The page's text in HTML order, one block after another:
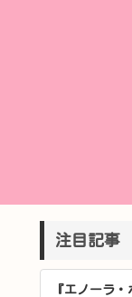
注目記事
『エノーラ